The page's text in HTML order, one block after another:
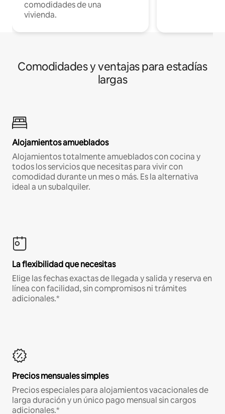
comodidades de una
vivienda.
Comodidades y ventajas para estadías
largas
Alojamientos amueblados
Alojamientos totalmente amueblados con cocina y
todos los servicios que necesitas para vivir con
comodidad durante un mes o más. Es la alternativa
ideal a un subalquiler.
La flexibilidad que necesitas
Elige las fechas exactas de llegada y salida y reserva en
línea con facilidad, sin compromisos ni trámites
adicionales.*
Precios mensuales simples
Precios especiales para alojamientos vacacionales de
larga duración y un único pago mensual sin cargos
adicionales.*